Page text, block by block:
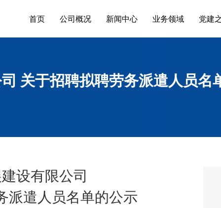
首页 公司概况 新闻中心 业务领域 党建
关于招聘拟聘劳务派遣人员名
设有限公司
派遣人员名单的公示